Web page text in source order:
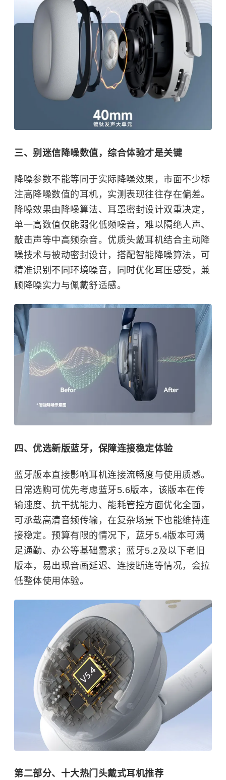
三、别迷信降噪数值，综合体验才是关键
降噪参数不能等同于实际降噪效果，市面不少标
注高降噪数值的耳机，实测表现往往存在偏差。
降噪效果由降噪算法、耳罩密封设计双重决定，
单一高数值仅能弱化低频噪音，难以隔绝人声、
敲击声等中高频杂音。优质头戴耳机结合主动降
噪技术与被动密封设计，搭配智能降噪算法，可
精准识别不同环境噪音，同时优化耳压感受，兼
顾降噪实力与佩戴舒适感。
四、优选新版蓝牙，保障连接稳定体验
蓝牙版本直接影响耳机连接流畅度与使用质感。
日常选购可优先考虑蓝牙5.6版本，该版本在传
输速度、抗干扰能力、能耗管控方面优化全面，
可承载高清音频传输，在复杂场景下也能维持连
接稳定。预算有限的情况下，蓝牙5.4版本可满
足通勤、办公等基础需求；蓝牙5.2及以下老旧
版本，易出现音画延迟、连接断连等情况，会拉
低整体使用体验。
第二部分、十大热门头戴式耳机推荐